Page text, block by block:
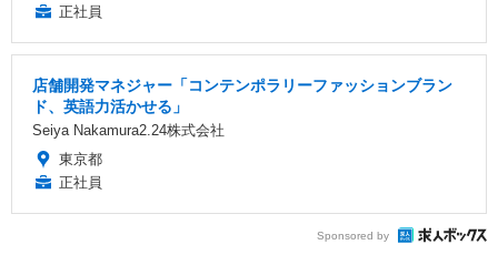
正社員
店舗開発マネジャー「コンテンポラリーファッションブラン
ド、英語力活かせる」
Seiya Nakamura2.24株式会社
東京都
正社員
Sponsored by